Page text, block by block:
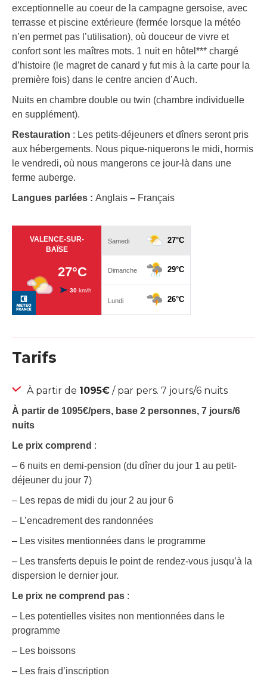
exceptionnelle au coeur de la campagne gersoise, avec
terrasse et piscine extérieure (fermée lorsque la météo
n’en permet pas l’utilisation), où douceur de vivre et
confort sont les maîtres mots. 1 nuit en hôtel*** chargé
d’histoire (le magret de canard y fut mis à la carte pour la
première fois) dans le centre ancien d’Auch.
Nuits en chambre double ou twin (chambre individuelle
en supplément).
Restauration : Les petits-déjeuners et dîners seront pris
aux hébergements. Nous pique-niquerons le midi, hormis
le vendredi, où nous mangerons ce jour-là dans une
ferme auberge.
Langues parlées : Anglais – Français
Tarifs
À partir de 1095€ / par pers. 7 jours/6 nuits
À partir de 1095€/pers, base 2 personnes, 7 jours/6
nuits
Le prix comprend :
– 6 nuits en demi-pension (du dîner du jour 1 au petit-
déjeuner du jour 7)
– Les repas de midi du jour 2 au jour 6
– L’encadrement des randonnées
– Les visites mentionnées dans le programme
– Les transferts depuis le point de rendez-vous jusqu’à la
dispersion le dernier jour.
Le prix ne comprend pas :
– Les potentielles visites non mentionnées dans le
programme
– Les boissons
– Les frais d’inscription